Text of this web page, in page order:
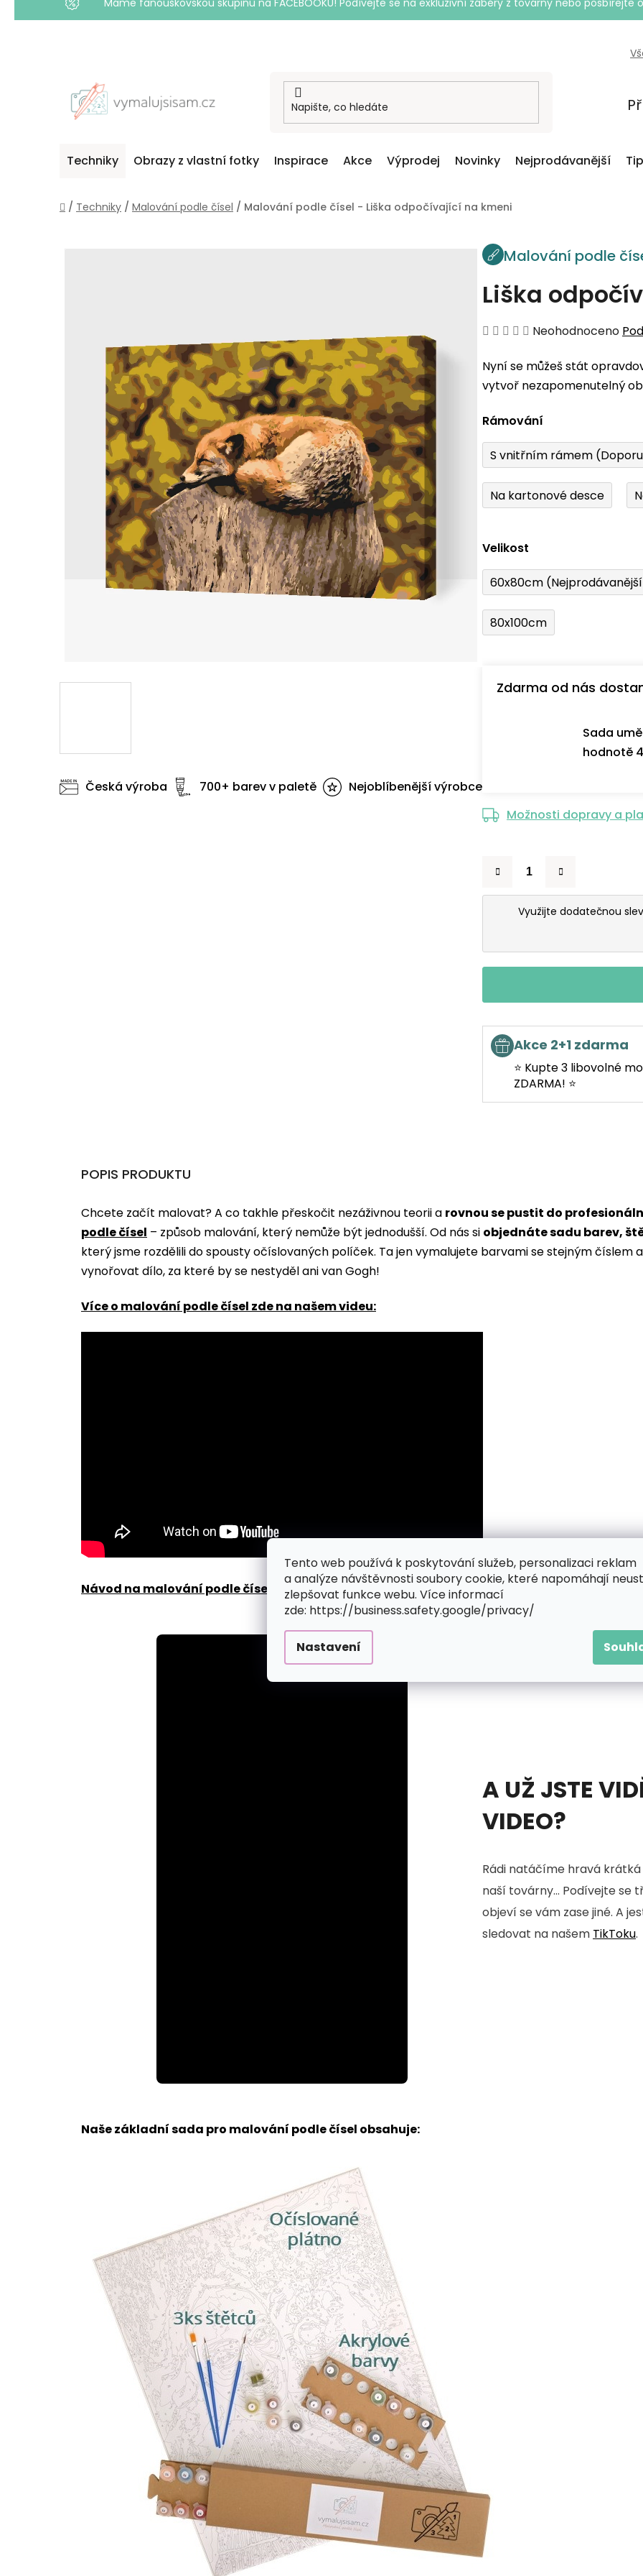
Tento web používá k poskytování služeb, personalizaci reklam
a analýze návštěvnosti soubory cookie, které napomáhají
zlepšovat funkce webu. Více informací
zde: https://business.safety.google/privacy/
Nastavení
Máme fanouškovskou skupinu na FACEBOOKU! Podívejte se na exkluzivní záběry z továrny nebo
Techniky Obrazy z vlastní fotky Inspirace Akce Výprodej Novinky Nejprodávanější
Domů
/ Techniky / Malování podle čísel / Malování podle čísel - Liška odpočívající na kmeni
Malování podle
Liška
Průměrné
produktu
je
z
5
hvězdiček.
Neohodnoceno
Nyní se můžeš stát
vytvoř nezapomenutelný
Rámování
S vnitřním rámem
Na kartonové desce
Velikost
60x80cm
80x100cm
Zdarma od nás
Sada
hodnotě
Možnosti dopravy a
Využijte dodatečnou
Akce 2+1 zdarma
⭐ Kupte 3 libovolné
ZDARMA! ⭐
Česká výroba 700+ barev v paletě Nejoblíbenější výrobce
POPIS PRODUKTU
Chcete začít malovat? A co takhle přeskočit nezáživnou teorii a rovnou se pustit do
podle čísel ­­– způsob malování, který nemůže být jednodušší. Od nás si objednáte sadu barev,
který jsme rozdělili do spousty očíslovaných políček. Ta jen vymalujete barvami se stejným číslem
vynořovat dílo, za které by se nestyděl ani van Gogh!
Více o malování podle čísel zde na našem videu:
Návod na malování podle čísel zde.
64.41%
A UŽ JSTE
VIDEO?
Rádi natáčíme hravá krátká
naší továrny... Podívejte se
objeví se vám zase jiné. A
sledovat na našem TikToku.
Naše základní sada pro malování podle čísel obsahuje: